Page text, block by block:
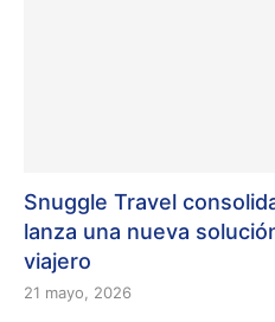
Snuggle Travel
lanza una nueva
viajero
21 mayo, 2026